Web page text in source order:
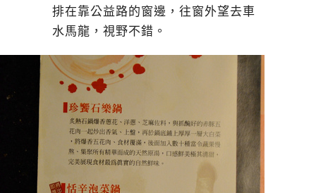
排在靠公益路的窗邊，往窗外望去車
水馬龍，視野不錯。